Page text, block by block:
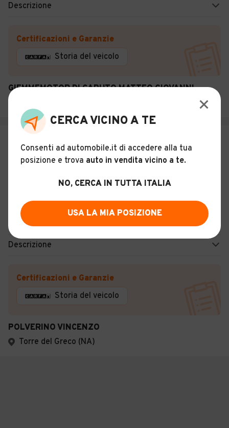
Descrizione
Certificazioni e Garanzie
Storia del veicolo
GIEMMEMOTOR DI CAPUTO MATTEO GIOVANNI
13
€ 3.299
Ford Fiesta GPL
Usato Marzo 2012 209.000 km
GPL - Euro 5
Manuale
Descrizione
Certificazioni e Garanzie
Storia del veicolo
POLVERINO VINCENZO
Torre del Greco (NA)
CERCA VICINO A TE
Consenti ad automobile.it di accedere alla tua
posizione e trova auto in vendita vicino a te.
NO, CERCA IN TUTTA ITALIA
USA LA MIA POSIZIONE